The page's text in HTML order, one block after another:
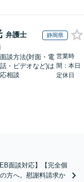
弁護士 静岡県
面談方法(対面・電
話・ビデオなど)は
応相談
営業時
間：本日
定休日
面談対応】【完全個
方へ。慰謝料請求か